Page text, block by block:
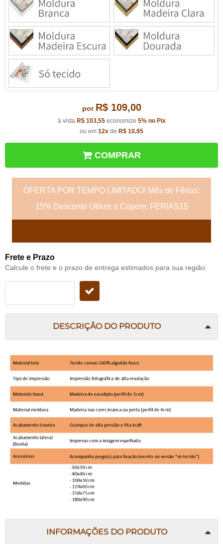
por R$ 109,00
à vista R$ 103,55economize 5% no Pix
ou em 12x de R$ 10,95
COMPRAR
OFERTA POR TEMPO LIMITADO! Mês de Férias:
15% Desconto Utilize o Cupom: FERIAS15
Frete e Prazo
Calcule o frete e o prazo de entrega estimados para sua região:
DESCRIÇÃO DO PRODUTO
INFORMAÇÕES DO PRODUTO